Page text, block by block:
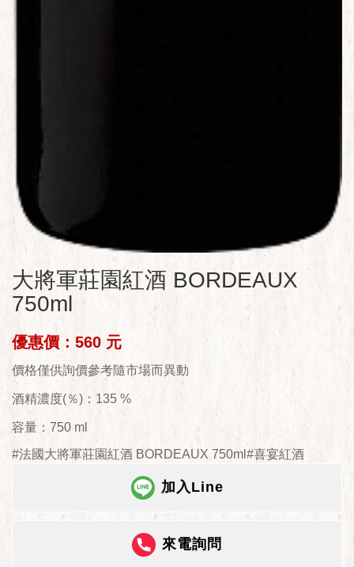
大將軍莊園紅酒 BORDEAUX
750ml
優惠價：560 元
價格僅供詢價參考隨市場而異動
酒精濃度(％)：135 %
容量：750 ml
#法國大將軍莊園紅酒 BORDEAUX 750ml#喜宴紅酒
加入Line
來電詢問